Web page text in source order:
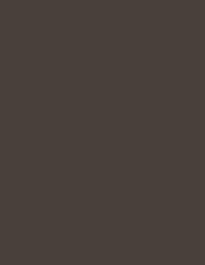
wiesz, jak